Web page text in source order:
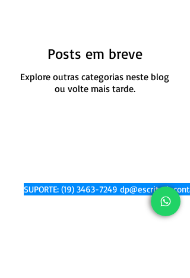
Posts em breve
Explore outras categorias neste blog
ou volte mais tarde.
SUPORTE: (19) 3463-7249